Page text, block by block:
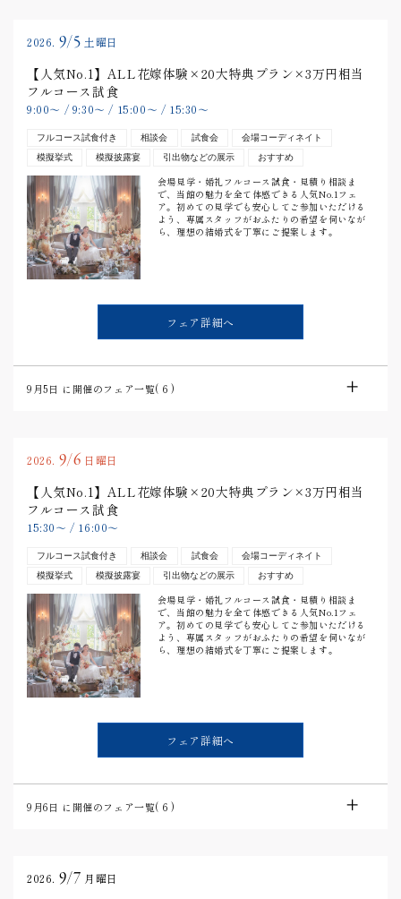
2026. 9/5 土曜日
【人気No.1】ALL花嫁体験×20大特典プラン×3万円相当
フルコース試食
9:00〜 / 9:30〜 / 15:00〜 / 15:30〜
フルコース試食付き 相談会 試食会
会場コーディネイト
模擬挙式
模擬披露宴 引出物などの展示 おすすめ
会場見学・婚礼フルコース試食・見積り相談ま
で、当館の魅力を全て体感できる人気No.1フェ
ア。初めての見学でも安心してご参加いただける
よう、専属スタッフがおふたりの希望を伺いなが
ら、理想の結婚式を丁寧にご提案します。
フェア詳細へ
9月5日 に開催のフェア一覧( 6 )
2026. 9/6 日曜日
【人気No.1】ALL花嫁体験×20大特典プラン×3万円相当
フルコース試食
15:30〜 / 16:00〜
フルコース試食付き 相談会 試食会
会場コーディネイト
模擬挙式
模擬披露宴 引出物などの展示 おすすめ
会場見学・婚礼フルコース試食・見積り相談ま
で、当館の魅力を全て体感できる人気No.1フェ
ア。初めての見学でも安心してご参加いただける
よう、専属スタッフがおふたりの希望を伺いなが
ら、理想の結婚式を丁寧にご提案します。
フェア詳細へ
9月6日 に開催のフェア一覧( 6 )
2026. 9/7 月曜日